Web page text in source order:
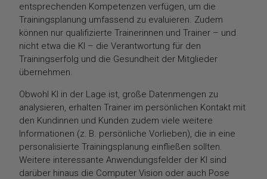
entsprechenden Kompetenzen verfügen, um die
Trainingsplanung umfassend zu evaluieren. Zudem
können nur qualifizierte Trainerinnen und Trainer – und
nicht etwa die KI – die Verantwortung für den
Trainingserfolg und die Gesundheit der Mitglieder
übernehmen.
Obwohl KI in der Lage ist, große Datenmengen zu
analysieren, erhalten Trainer im persönlichen Kontakt mit
den Kundinnen und Kunden zudem viele weitere
Informationen (z. B. persönliche Vorlieben), die in eine
personalisierte Trainingsplanung einfließen sollten.
Weitere interessante Anwendungsfelder der KI sind
darüber hinaus die Computer Vision oder auch Pose